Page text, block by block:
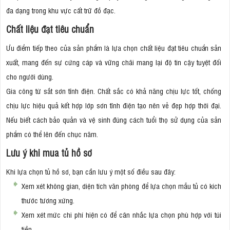
đa dạng trong khu vực cất trữ đồ đạc.
Chất liệu đạt tiêu chuẩn
Ưu điểm tiếp theo của sản phẩm là lựa chọn chất liệu đạt tiêu chuẩn sản
xuất, mang đến sự cứng cáp và vững chãi mang lại độ tin cậy tuyệt đối
cho người dùng.
Gia công từ sắt sơn tĩnh điện. Chất sắc có khả năng chịu lực tốt, chống
chịu lực hiệu quả kết hợp lớp sơn tĩnh điện tạo nên vẻ đẹp hợp thời đại.
Nếu biết cách bảo quản và vệ sinh đúng cách tuổi thọ sử dụng của sản
phẩm có thể lên đến chục năm.
Lưu ý khi mua tủ hồ sơ
Khi lựa chọn tủ hồ sơ, bạn cần lưu ý một số điều sau đây:
Xem xét không gian, diện tích văn phòng để lựa chọn mẫu tủ có kích
thước tương xứng.
Xem xét mức chi phí hiện có để cân nhắc lựa chọn phù hợp với túi